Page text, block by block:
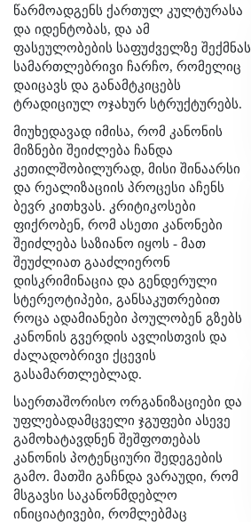
წარმოადგენს ქართულ კულტურასა
და იდენტობას, და ამ
ფასეულობების საფუძველზე შექმნას
სამართლებრივი ჩარჩო, რომელიც
დაიცავს და განამტკიცებს
ტრადიციულ ოჯახურ სტრუქტურებს.
მიუხედავად იმისა, რომ კანონის
მიზნები შეიძლება ჩანდა
კეთილშობილურად, მისი შინაარსი
და რეალიზაციის პროცესი აჩენს
ბევრ კითხვას. კრიტიკოსები
ფიქრობენ, რომ ასეთი კანონები
შეიძლება საზიანო იყოს - მათ
შეუძლიათ გააძლიერონ
დისკრიმინაცია და გენდერული
სტერეოტიპები, განსაკუთრებით
როცა ადამიანები პოულობენ გზებს
კანონის გვერდის ავლისთვის და
ძალადობრივი ქცევის
გასამართლებლად.
საერთაშორისო ორგანიზაციები და
უფლებადამცველი ჯგუფები ასევე
გამოხატავდნენ შეშფოთებას
კანონის პოტენციური შედეგების
გამო. მათში გაჩნდა ვარაუდი, რომ
მსგავსი საკანონმდებლო
ინიციატივები, რომლებმაც